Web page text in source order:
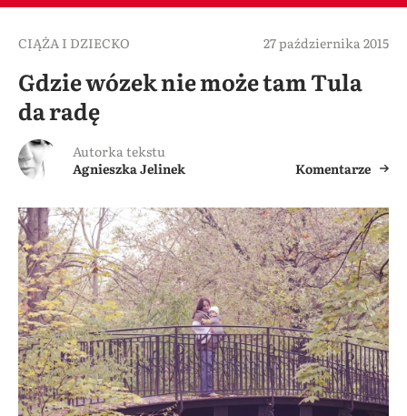
CIĄŻA I DZIECKO 27 października 2015
Gdzie wózek nie może tam Tula
da radę
Autorka tekstu
Agnieszka Jelinek
Komentarze